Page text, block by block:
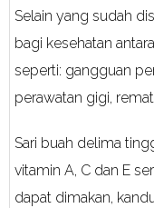
Selain yang sudah
bagi kesehatan
seperti: gangguan
perawatan gigi,
Sari buah delima
vitamin A, C dan E
dapat dimakan,